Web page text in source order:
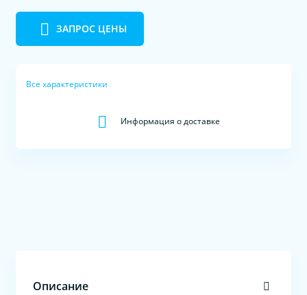
ЗАПРОС ЦЕНЫ
Все характеристики
Информация о доставке
Описание